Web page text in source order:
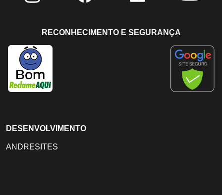
RECONHECIMENTO E SEGURANÇA
DESENVOLVIMENTO
ANDRESITES